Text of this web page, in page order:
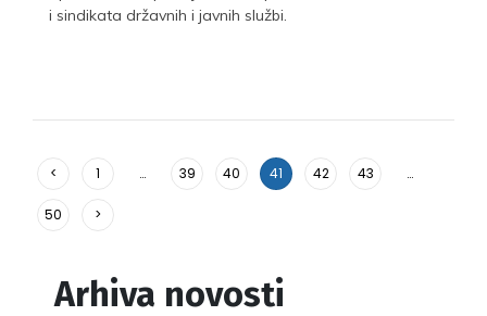
i sindikata državnih i javnih službi.
< 1 … 39 40 41 42 43 …
50 >
Arhiva novosti